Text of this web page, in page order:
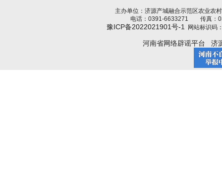
主办单位：济源产城融合示范区农业
电话：0391-6633271 传真：
豫ICP备2022021901号-1 网站标识码
河南省网络辟谣平台 济